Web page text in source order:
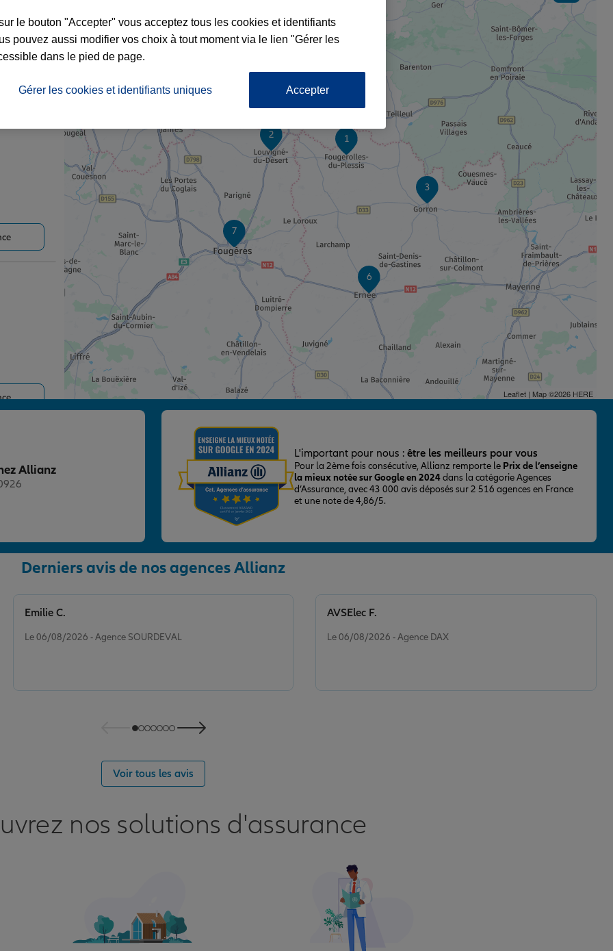
7
6
3
2 1
Leaflet| Map ©2026 HERE
Allianz
L'important pour nous : être les meilleurs pour vous
Pour la 2ème fois consécutive, Allianz remporte le Prix de l’enseigne
la mieux notée sur Google en 2024dans la catégorie Agences
d’Assurance, avec 43 000 avis déposés sur 2 516 agences en France
et une note de 4,86/5.
Derniers avis de nos agences Allianz
Le 06/08/2026 - Agence SOURDEVAL
Emilie C.
Le 06/08/2026 - Agence DAX
AVSElec F.
Voir tous les avis
nos solutions d'assurance
le bouton "Accepter" vous acceptez tous les cookies et identifiants
pouvez aussi modifier vos choix à tout moment via le lien "Gérer les
dans le pied de page.
Gérer les cookies et identifiants uniques Accepter